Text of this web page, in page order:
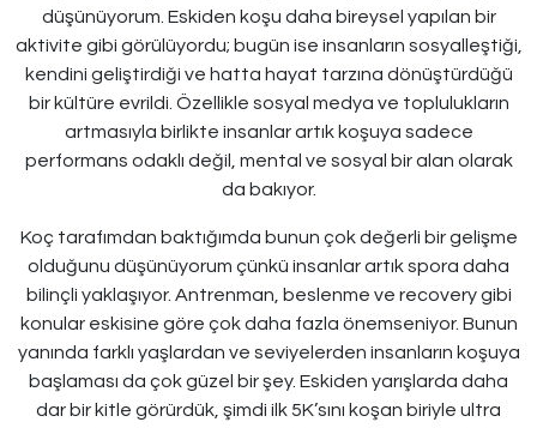
düşünüyorum. Eskiden koşu daha bireysel yapılan bir
aktivite gibi görülüyordu; bugün ise insanların sosyalleştiği,
kendini geliştirdiği ve hatta hayat tarzına dönüştürdüğü
bir kültüre evrildi. Özellikle sosyal medya ve toplulukların
artmasıyla birlikte insanlar artık koşuya sadece
performans odaklı değil, mental ve sosyal bir alan olarak
da bakıyor.
Koç tarafımdan baktığımda bunun çok değerli bir gelişme
olduğunu düşünüyorum çünkü insanlar artık spora daha
bilinçli yaklaşıyor. Antrenman, beslenme ve recovery gibi
konular eskisine göre çok daha fazla önemseniyor. Bunun
yanında farklı yaşlardan ve seviyelerden insanların koşuya
başlaması da çok güzel bir şey. Eskiden yarışlarda daha
dar bir kitle görürdük, şimdi ilk 5K’sını koşan biriyle ultra